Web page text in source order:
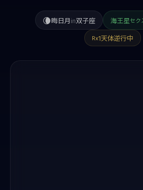
🌘晦日月in双子座 海王星セク
Rx1天体逆行中